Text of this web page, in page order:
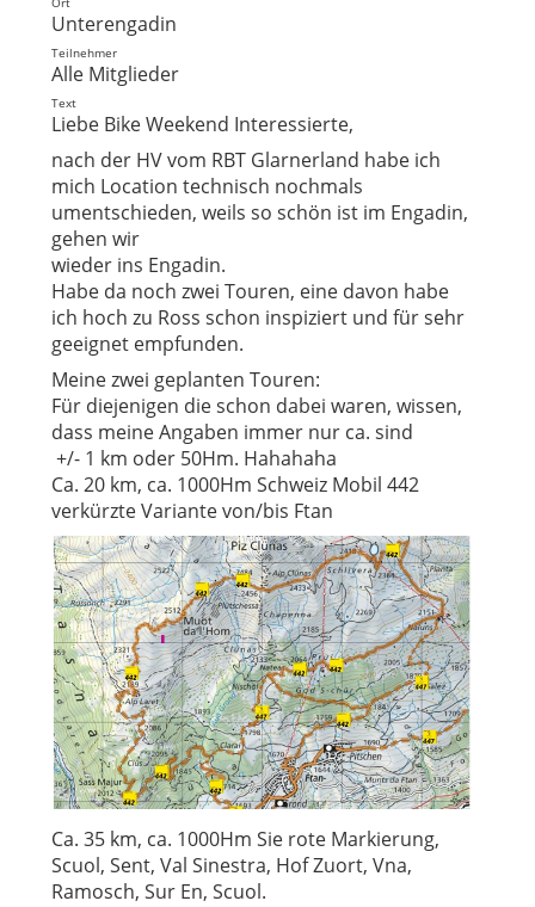
Unterengadin
Teilnehmer
Alle Mitglieder
Text
Liebe Bike Weekend Interessierte,
nach der HV vom RBT Glarnerland habe ich
mich Location technisch nochmals
umentschieden, weils so schön ist im Engadin,
gehen wir
wieder ins Engadin.
Habe da noch zwei Touren, eine davon habe
ich hoch zu Ross schon inspiziert und für sehr
geeignet empfunden.
Meine zwei geplanten Touren:
Für diejenigen die schon dabei waren, wissen,
dass meine Angaben immer nur ca. sind
+/- 1 km oder 50Hm. Hahahaha
Ca. 20 km, ca. 1000Hm Schweiz Mobil 442
verkürzte Variante von/bis Ftan
Ca. 35 km, ca. 1000Hm Sie rote Markierung,
Scuol, Sent, Val Sinestra, Hof Zuort, Vna,
Ramosch, Sur En, Scuol.